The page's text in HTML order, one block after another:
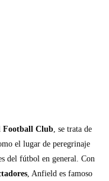
Football Club, se trata de
el lugar de peregrinaje
del fútbol en general. Con
, Anfield es famoso